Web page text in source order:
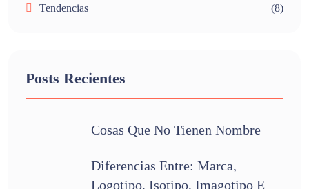
Tendencias (8)
Posts Recientes
Cosas Que No Tienen Nombre
Diferencias Entre: Marca,
Logotipo, Isotipo, Imagotipo E